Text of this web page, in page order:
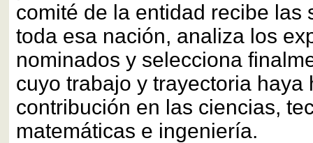
comité de la entidad recibe las
toda esa nación, analiza los
nominados y selecciona
cuyo trabajo y trayectoria haya
contribución en las ciencias,
matemáticas e ingeniería.